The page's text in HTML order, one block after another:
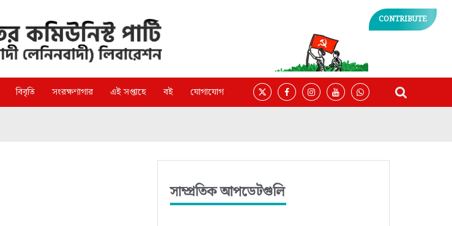
CONTRIBUTE
বিবৃতি সংরক্ষণাগার এই সপ্তাহে বই যোগাযোগ
সাম্প্রতিক আপডেটগুলি